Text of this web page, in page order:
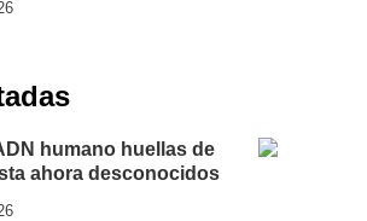
humano huellas de
ahora desconocidos